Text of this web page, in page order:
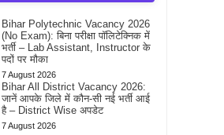
Bihar Polytechnic Vacancy 2026
(No Exam): बिना परीक्षा पॉलिटेक्निक में
भर्ती – Lab Assistant, Instructor के
पदों पर मौका
7 August 2026
Bihar All District Vacancy 2026:
जानें आपके जिले में कौन-सी नई भर्ती आई
है – District Wise अपडेट
7 August 2026